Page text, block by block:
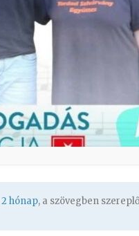
2 hónap, a szövegben